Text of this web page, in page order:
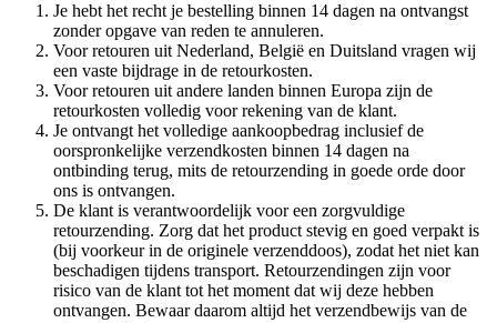
Je hebt het recht je bestelling binnen 14 dagen na ontvangst
zonder opgave van reden te annuleren.
Voor retouren uit Nederland, België en Duitsland vragen wij
een vaste bijdrage in de retourkosten.
Voor retouren uit andere landen binnen Europa zijn de
retourkosten volledig voor rekening van de klant.
Je ontvangt het volledige aankoopbedrag inclusief de
oorspronkelijke verzendkosten binnen 14 dagen na
ontbinding terug, mits de retourzending in goede orde door
ons is ontvangen.
De klant is verantwoordelijk voor een zorgvuldige
retourzending. Zorg dat het product stevig en goed verpakt is
(bij voorkeur in de originele verzenddoos), zodat het niet kan
beschadigen tijdens transport. Retourzendingen zijn voor
risico van de klant tot het moment dat wij deze hebben
ontvangen. Bewaar daarom altijd het verzendbewijs van de